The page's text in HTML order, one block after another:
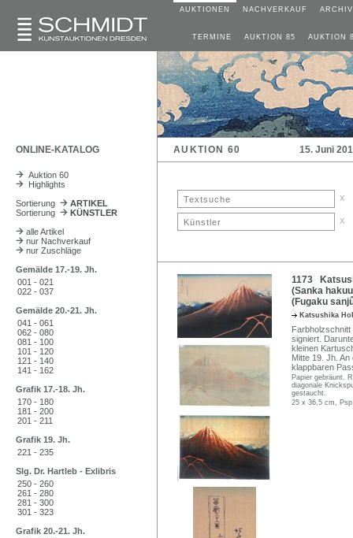
AUKTIONEN NACHVERKAUF ARCHIV
TERMINE AUKTION 85 AUKTION
ONLINE-KATALOG AUKTION 60 15. Juni
Auktion 60
Highlights
Sortierung
ARTIKEL
Sortierung
KÜNSTLER
alle Artikel
nur Nachverkauf
nur Zuschläge
Gemälde 17.-19. Jh.
001 - 021
022 - 037
Gemälde 20.-21. Jh.
041 - 061
062 - 080
081 - 100
101 - 120
121 - 140
141 - 162
Grafik 17.-18. Jh.
170 - 180
181 - 200
201 - 211
Grafik 19. Jh.
221 - 235
Slg. Dr. Hartleb - Exlibris
250 - 260
261 - 280
281 - 300
301 - 323
Grafik 20.-21. Jh.
x
x
1173
(Sanka
(Fugaku
Katsushika
signiert.
kleinen
Mitte 19. Jh.
klappbaren
Papier gebräunt.
diagonale
gestaucht.
25 x 36,5 cm,